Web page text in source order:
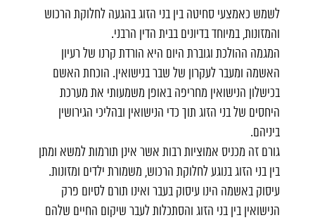
לשמש כאמצעי סחיטה בין בני הזוג בהגעה לחלוקת הרכוש
והמזונות, במיוחד בדיונים בבית הדין הרבני.
המגמה ההולכת וגוברת היום היא הורדת קרנו של רעיון
האשמה ומעבר לעקרון של שבר בנישואין. הוכחת האשם
בכישלון הנישואין מחריפה באופן משמעותי את מערכת
היחסים של בני הזוג תוך כדי הנישואין ובהליכי הגירושין
ביניהם.
גורם זה מכניס אמוציות רבות אשר אינן תורמות למשא ומתן
בין בני הזוג בנוגע לחלוקת הרכוש, משמורת ילדים ומזונות.
עיסוק באשמה הינו עיסוק בעבר ואינו תורם לסיום פרק
הנישואין בין בני הזוג והסתכלות לעבר שיקום החיים שלהם